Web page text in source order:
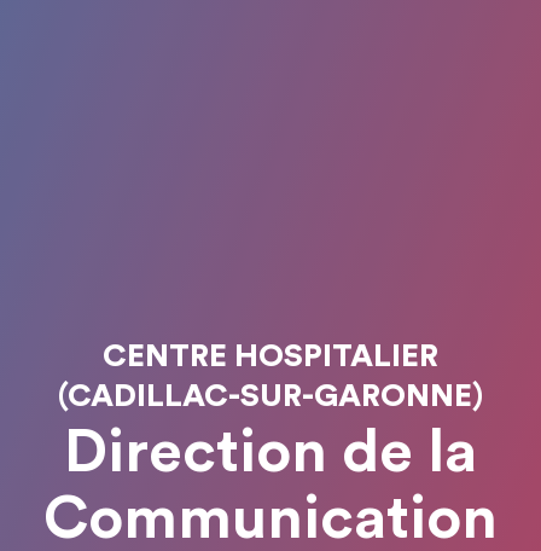
CENTRE HOSPITALIER
(CADILLAC-SUR-GARONNE)
Direction de la
Communication